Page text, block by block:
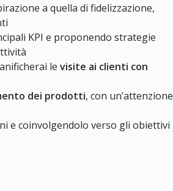
a quella di fidelizzazione,
KPI e proponendo strategie
le visite ai clienti con
dei prodotti, con un’attenzione
e coinvolgendolo verso gli obiettivi